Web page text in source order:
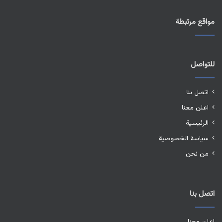
مواقع مرتبطة
للتواصل
اتصل بنا
اعلن معنا
الرئيسية
سياسة الخصوصية
من نحن
اتصل بنا